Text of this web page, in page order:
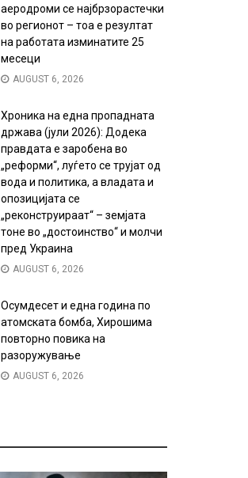
аеродроми се најбрзорастечки
во регионот – тоа е резултат
на работата изминатите 25
месеци
AUGUST 6, 2026
Хроника на една пропадната
држава (јули 2026): Додека
правдата е заробена во
„реформи“, луѓето се трујат од
вода и политика, а владата и
опозицијата се
„реконструираат“ – земјата
тоне во „достоинство“ и молчи
пред Украина
AUGUST 6, 2026
Осумдесет и една година по
атомската бомба, Хирошима
повторно повика на
разоружување
AUGUST 6, 2026